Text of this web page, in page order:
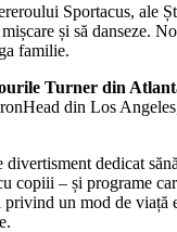
Sportacus,
și să danseze.
familie.
Turner din
din Los
dedicat
– și programe
un mod de